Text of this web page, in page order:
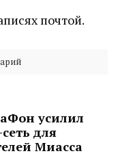
почтой.
усилил
для
Миасса